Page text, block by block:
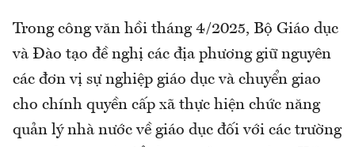
Trong công văn hồi tháng 4/2025, Bộ Giáo dục
và Đào tạo đề nghị các địa phương giữ nguyên
các đơn vị sự nghiệp giáo dục và chuyển giao
cho chính quyền cấp xã thực hiện chức năng
quản lý nhà nước về giáo dục đối với các trường